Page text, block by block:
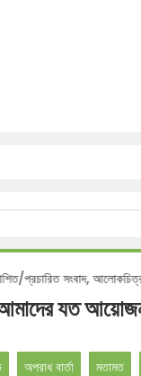
প্রচারিত সংবাদ,
যত
অপরাধ বার্তা মতামত